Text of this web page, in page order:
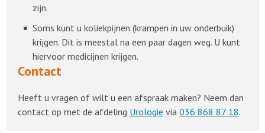
zijn.
Soms kunt u koliekpijnen (krampen in uw onderbuik)
krijgen. Dit is meestal na een paar dagen weg. U kunt
hiervoor medicijnen krijgen.
Contact
Heeft u vragen of wilt u een afspraak maken? Neem dan
contact op met de afdeling Urologie via 036 868 87 18.